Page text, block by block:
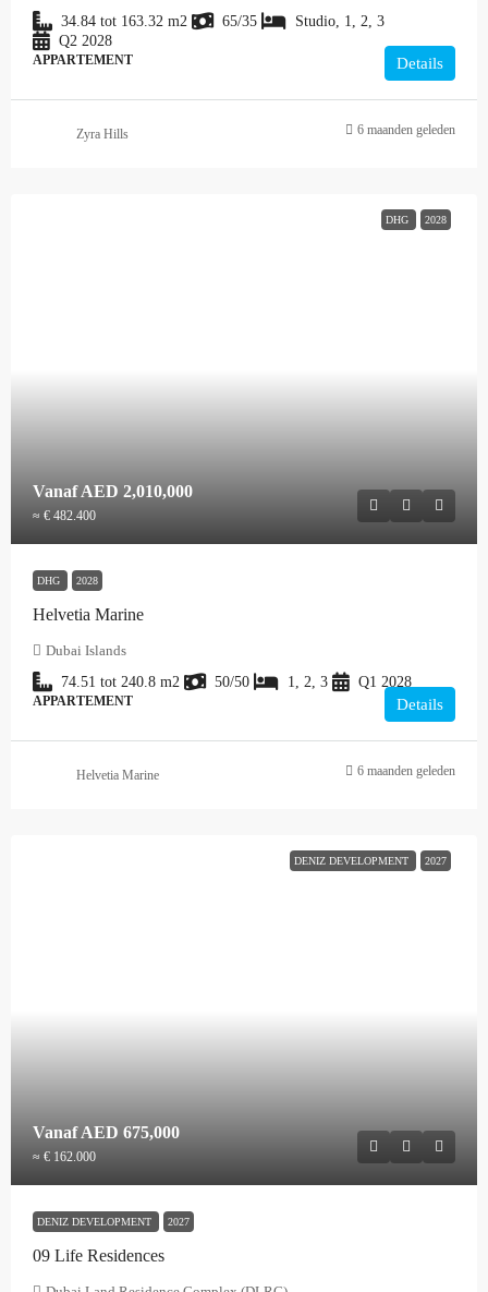
34.84 tot 163.32 m2 65/35
Studio, 1, 2, 3
Q2 2028
APPARTEMENT Details
Zyra Hills 6 maanden geleden
DHG 2028
VanafAED 2,010,000
≈ € 482.400
DHG 2028
Helvetia Marine
Dubai Islands
74.51 tot 240.8 m2 50/50 1, 2, 3 Q1 2028
APPARTEMENT Details
Helvetia Marine 6 maanden geleden
DENIZ DEVELOPMENT 2027
VanafAED 675,000
≈ € 162.000
DENIZ DEVELOPMENT 2027
09 Life Residences